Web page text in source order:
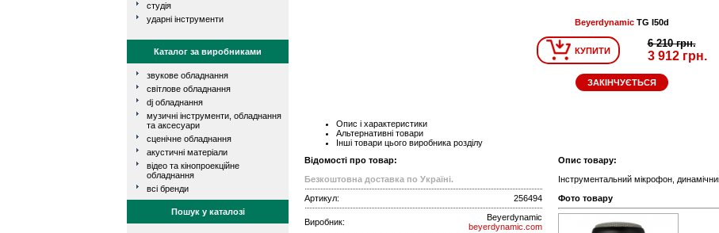
студія
ударні інструменти
Каталог за виробниками
звукове обладнання
світлове обладнання
dj обладнання
музичні інструменти, обладнання
та аксесуари
сценічне обладнання
акустичні матеріали
відео та кінопроекційне
обладнання
всі бренди
Пошук у каталозі
BeyerdynamicTG I50d
КУПИТИ
6 210 грн.
3 912 грн.
ЗАКІНЧУЄТЬСЯ
Опис і характеристики
Альтернативні товари
Інші товари цього виробника розділу
Відомості про товар:
Безкоштовна доставка по Україні.
Артикул:
256494
Виробник:
Beyerdynamic
beyerdynamic.com
Опис товару:
Інструментальний мікрофон,
Фото товару